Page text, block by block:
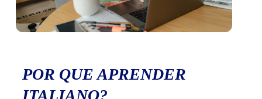
POR QUE APRENDER
ITALIANO?